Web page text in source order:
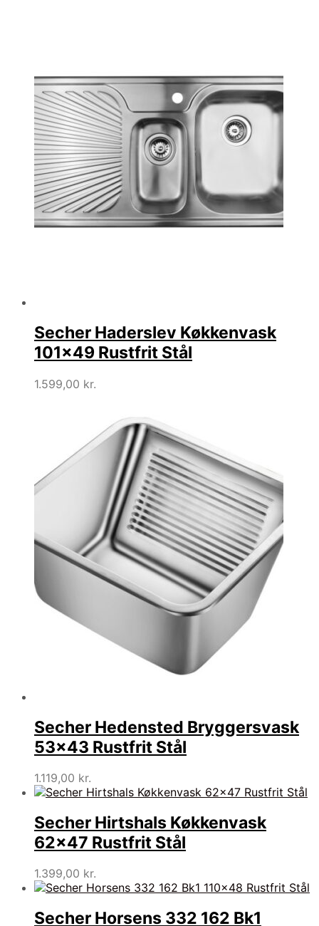
Secher Haderslev Køkkenvask
101×49 Rustfrit Stål
1.599,00 kr.
Secher Hedensted Bryggersvask
53×43 Rustfrit Stål
1.119,00 kr.
Secher Hirtshals Køkkenvask
62×47 Rustfrit Stål
1.399,00 kr.
Secher Horsens 332 162 Bk1